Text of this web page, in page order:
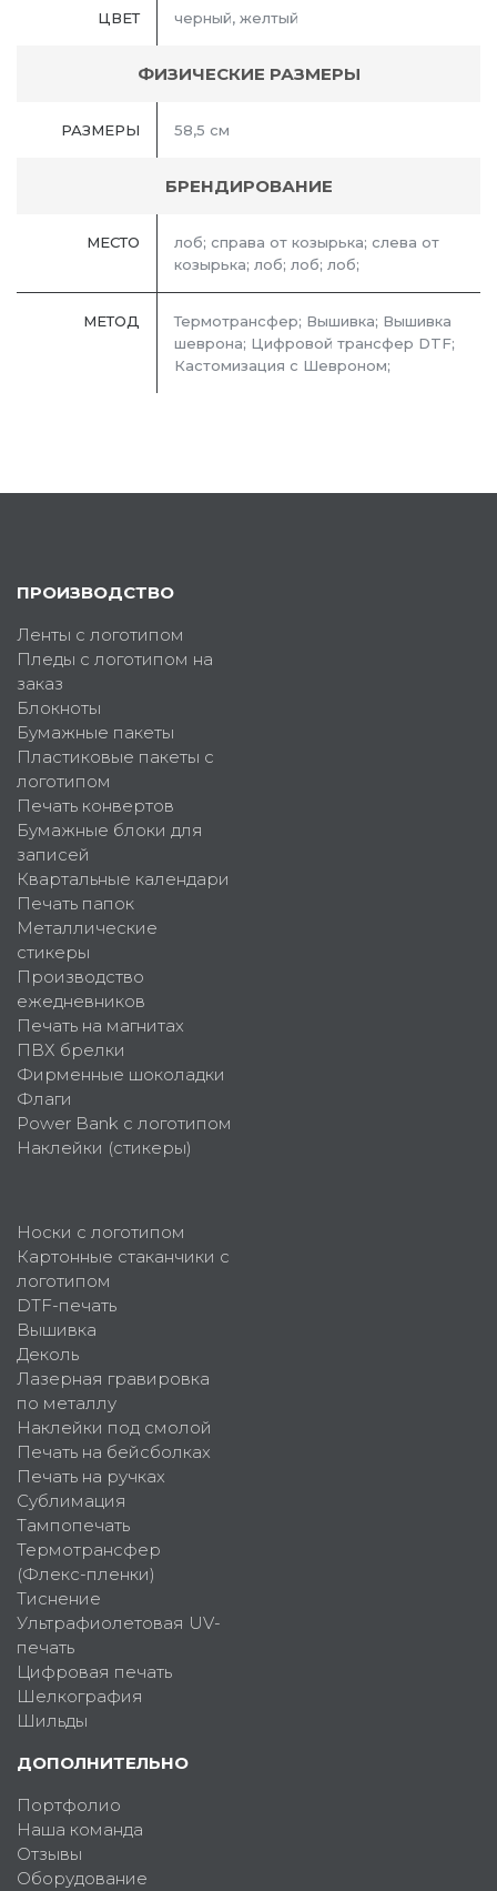
ЦВЕТ черный, желтый
ФИЗИЧЕСКИЕ РАЗМЕРЫ
РАЗМЕРЫ 58,5 см
БРЕНДИРОВАНИЕ
МЕСТО
лоб; справа от козырька; слева от
козырька; лоб; лоб; лоб;
МЕТОД
Термотрансфер; Вышивка; Вышивка
шеврона; Цифровой трансфер DTF;
Кастомизация с Шевроном;
ПРОИЗВОДСТВО
Ленты с логотипом
Пледы с логотипом на
заказ
Блокноты
Бумажные пакеты
Пластиковые пакеты с
логотипом
Печать конвертов
Бумажные блоки для
записей
Квартальные календари
Печать папок
Металлические
стикеры
Производство
ежедневников
Печать на магнитах
ПВХ брелки
Фирменные шоколадки
Флаги
Power Bank с логотипом
Наклейки (стикеры)
Носки с логотипом
Картонные стаканчики с
логотипом
DTF-печать
Вышивка
Деколь
Лазерная гравировка
по металлу
Наклейки под смолой
Печать на бейсболках
Печать на ручках
Сублимация
Тампопечать
Термотрансфер
(Флекс-пленки)
Тиснение
Ультрафиолетовая UV-
печать
Цифровая печать
Шелкография
Шильды
ДОПОЛНИТЕЛЬНО
Портфолио
Наша команда
Отзывы
Оборудование